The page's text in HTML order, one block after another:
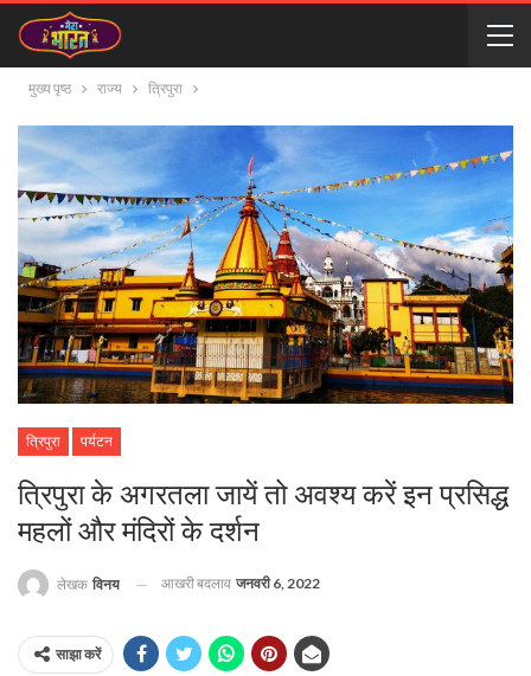
मुख्य पृष्ठ राज्य त्रिपुरा
त्रिपुरा पर्यटन
त्रिपुरा के अगरतला जायें तो अवश्य करें इन प्रसिद्ध
महलों और मंदिरों के दर्शन
लेखक विनय आखरी बदलाव जनवरी 6, 2022
साझा करें